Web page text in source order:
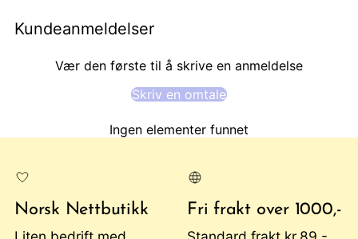
Kundeanmeldelser
Vær den første til å skrive en anmeldelse
Skriv en omtale
Ingen elementer funnet
Norsk Nettbutikk
Fri frakt over 1000,-